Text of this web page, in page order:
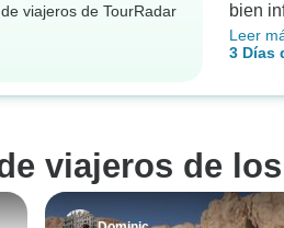
viajeros de TourRadar
bien
hasta
Leer
3 Días
viajeros de